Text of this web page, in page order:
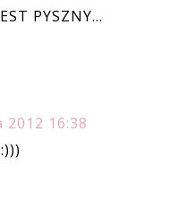
PYSZNY...
16:38